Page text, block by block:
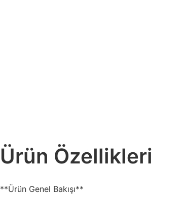
Ürün Özellikleri
**Ürün Genel Bakışı**